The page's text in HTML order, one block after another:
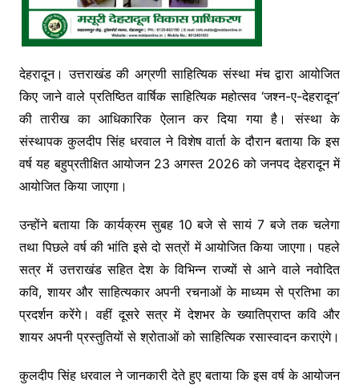
देहरादून। उत्तराखंड की अग्रणी साहित्यिक संस्था मंच द्वारा आयोजित
किए जाने वाले प्रतिष्ठित वार्षिक साहित्यिक महोत्सव ‘जश्न-ए-देहरादून’
की तारीख का आधिकारिक ऐलान कर दिया गया है। संस्था के
संस्थापक कुलदीप सिंह धरवाल ने विशेष वार्ता के दौरान बताया कि इस
वर्ष यह बहुप्रतीक्षित आयोजन 23 अगस्त 2026 को जनपद देहरादून में
आयोजित किया जाएगा।
उन्होंने बताया कि कार्यक्रम सुबह 10 बजे से सायं 7 बजे तक चलेगा
तथा पिछले वर्ष की भांति इसे दो सत्रों में आयोजित किया जाएगा। पहले
सत्र में उत्तराखंड सहित देश के विभिन्न राज्यों से आने वाले नवोदित
कवि, शायर और साहित्यकार अपनी रचनाओं के माध्यम से प्रतिभा का
प्रदर्शन करेंगे। वहीं दूसरे सत्र में देशभर के ख्यातिप्राप्त कवि और
शायर अपनी प्रस्तुतियों से श्रोताओं को साहित्यिक रसास्वादन कराएंगे।
कुलदीप सिंह धरवाल ने जानकारी देते हुए बताया कि इस वर्ष के आयोजन